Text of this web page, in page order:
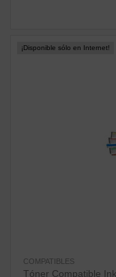
¡Disponible sólo en Internet!
COMPATIBLES
Tóner Compatible